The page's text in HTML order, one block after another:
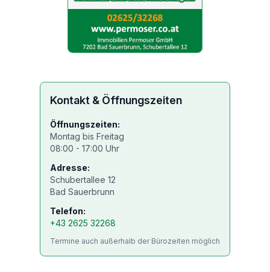
Kontakt & Öffnungszeiten
Öffnungszeiten:
Montag bis Freitag
08:00 - 17:00 Uhr
Adresse:
Schubertallee 12
Bad Sauerbrunn
Telefon:
+43 2625 32268
Termine auch außerhalb der Bürozeiten möglich